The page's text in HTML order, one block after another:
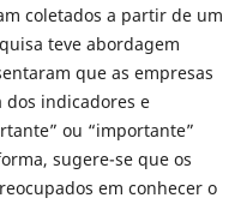
coletados a partir de um
teve abordagem
que as empresas
indicadores e
ou “importante”
sugere-se que os
em conhecer o